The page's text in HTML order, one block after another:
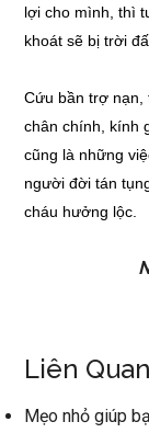
lợi cho mình, thì
khoát sẽ bị trời
Cứu bần trợ nạn,
chân chính, kính
cũng là những
người đời tán
cháu hưởng lộc.
Liên Quan
Mẹo nhỏ giúp